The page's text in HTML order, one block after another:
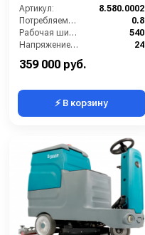
Артикул:
8.580.0002
Потребляемая мощность (кВт):
0.8
Рабочая ширина щеток (мм):
540
Напряжение (В):
24
359 000 руб.
⚡ В корзину